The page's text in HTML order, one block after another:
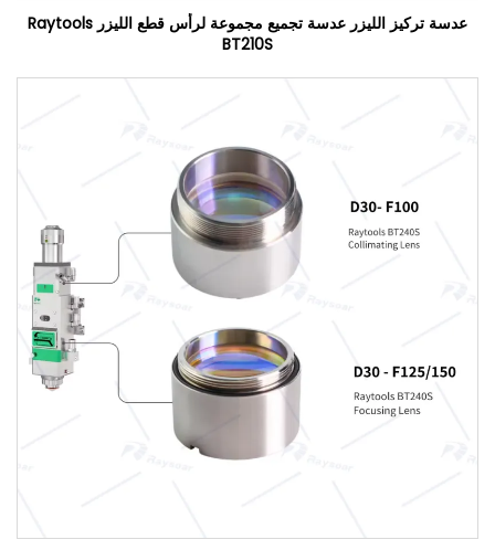
عدسة تركيز الليزر عدسة تجميع مجموعة لرأس قطع الليزر Raytools
BT210S